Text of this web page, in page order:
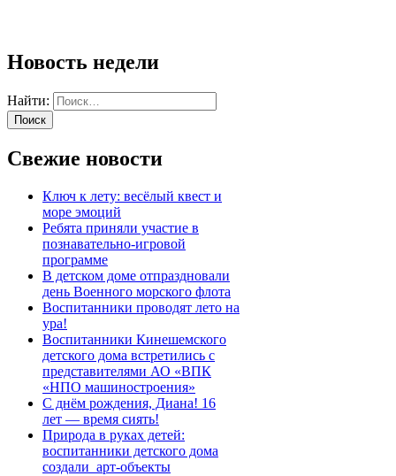
Новость недели
Найти:
Свежие новости
Ключ к лету: весёлый квест и
море эмоций
Ребята приняли участие в
познавательно-игровой
программе
В детском доме отпраздновали
день Военного морского флота
Воспитанники проводят лето на
ура!
Воспитанники Кинешемского
детского дома встретились с
представителями АО «ВПК
«НПО машиностроения»
С днём рождения, Диана! 16
лет — время сиять!
Природа в руках детей:
воспитанники детского дома
создали арт-объекты